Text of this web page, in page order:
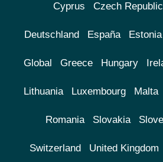
Cyprus Czech Republic
Deutschland España Estonia
Global Greece Hungary
Lithuania Luxembourg Malta
Romania Slovakia
Switzerland United Kingdom